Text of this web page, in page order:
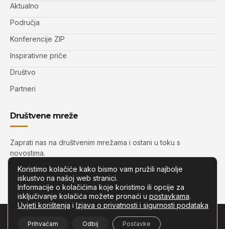
Aktualno
Područja
Konferencije ZIP
Inspirativne priče
Društvo
Partneri
Društvene mreže
Zaprati nas na društvenim mrežama i ostani u toku s
novostima.
Zip.com.hr– Sva prava pridržana.
Koristimo kolačiće kako bismo vam pružili najbolje
iskustvo na našoj web stranici.
Informacije o kolačićima koje koristimo ili opcije za
isključivanje kolačića možete pronaći u postavkama.
Uvjeti korištenja i Izjava o privatnosti i sigurnosti podataka
Prihvaćam Odbij Postavke